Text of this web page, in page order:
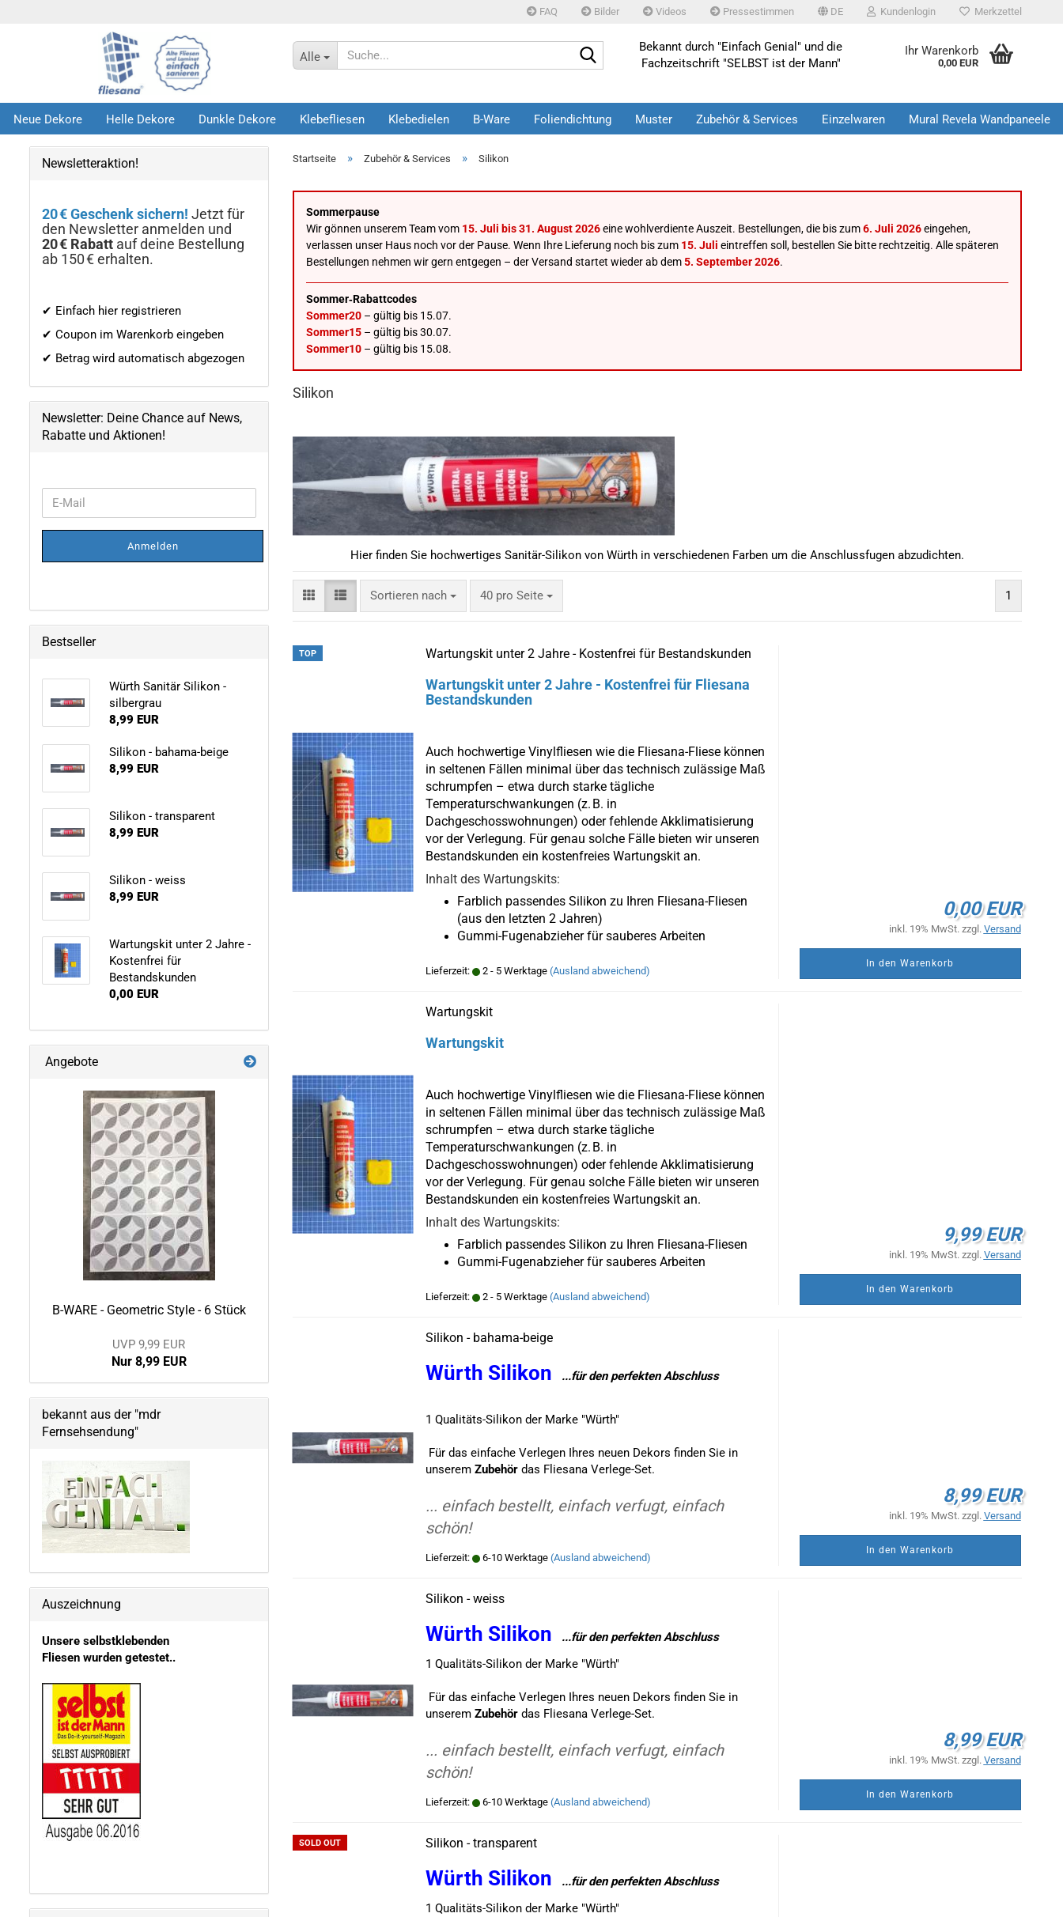
FAQ Bilder Videos Pressestimmen DE Kundenlogin Merkzettel
Alle
Suche...Bekannt durch "Einfach Genial" und die
Fachzeitschrift "SELBST ist der Mann"
Ihr Warenkorb
0,00 EUR
Neue Dekore Helle Dekore Dunkle Dekore Klebefliesen Klebedielen B-Ware Foliendichtung Muster Zubehör & Services Einzelwaren Mural Revela Wandpaneele
Infos
Startseite » Zubehör & Services » Silikon
Sommerpause
Wir gönnen unserem Team vom 15. Juli bis 31. August 2026eine wohlverdiente Auszeit. Bestellungen, die bis zum6. Juli 2026eingehen,
verlassen unser Haus noch vor der Pause. Wenn Ihre Lieferung noch bis zum 15. Juli eintreffen soll, bestellen Sie bitte rechtzeitig. Alle späteren
Bestellungen nehmen wir gern entgegen – der Versand startet wieder ab dem5. September 2026.
Sommer‑Rabattcodes
Sommer20– gültig bis 15.07.
Sommer15– gültig bis 30.07.
Sommer10– gültig bis 15.08.
Silikon
Hier finden Sie hochwertiges Sanitär-Silikon von Würth in verschiedenen Farben um die Anschlussfugen abzudichten.
Sortieren nach
Sortieren nach 40 pro Seite
pro Seite 1
TOP Wartungskit unter 2 Jahre - Kostenfrei für Bestandskunden
Wartungskit unter 2 Jahre - Kostenfrei für Fliesana
Bestandskunden
Auch hochwertige Vinylfliesen wie die Fliesana-Fliese können
in seltenen Fällen minimal über das technisch zulässige Maß
schrumpfen – etwa durch starke tägliche
Temperaturschwankungen (z. B. in
Dachgeschosswohnungen) oder fehlende Akklimatisierung
vor der Verlegung. Für genau solche Fälle bieten wir unseren
Bestandskunden ein kostenfreies Wartungskit an.
Inhalt des Wartungskits:
Farblich passendes Silikon zu Ihren Fliesana-Fliesen
(aus den letzten 2 Jahren)
Gummi-Fugenabzieher für sauberes Arbeiten
Lieferzeit: 2 - 5 Werktage (Ausland abweichend)
0,00 EUR
inkl. 19% MwSt. zzgl. Versand
In den Warenkorb
Wartungskit
Wartungskit
Auch hochwertige Vinylfliesen wie die Fliesana-Fliese können
in seltenen Fällen minimal über das technisch zulässige Maß
schrumpfen – etwa durch starke tägliche
Temperaturschwankungen (z. B. in
Dachgeschosswohnungen) oder fehlende Akklimatisierung
vor der Verlegung. Für genau solche Fälle bieten wir unseren
Bestandskunden ein kostenfreies Wartungskit an.
Inhalt des Wartungskits:
Farblich passendes Silikon zu Ihren Fliesana-Fliesen
Gummi-Fugenabzieher für sauberes Arbeiten
Lieferzeit: 2 - 5 Werktage (Ausland abweichend)
9,99 EUR
inkl. 19% MwSt. zzgl. Versand
In den Warenkorb
Silikon - bahama-beige
Würth Silikon ...für den perfekten Abschluss
1 Qualitäts-Silikon der Marke "Würth"
Für das einfache Verlegen Ihres neuen Dekors finden Sie in
unserem Zubehördas Fliesana Verlege-Set.
... einfach bestellt, einfach verfugt, einfach
schön!
Lieferzeit: 6-10 Werktage (Ausland abweichend)
8,99 EUR
inkl. 19% MwSt. zzgl. Versand
In den Warenkorb
Silikon - weiss
Würth Silikon ...für den perfekten Abschluss
1 Qualitäts-Silikon der Marke "Würth"
Für das einfache Verlegen Ihres neuen Dekors finden Sie in
unserem Zubehördas Fliesana Verlege-Set.
... einfach bestellt, einfach verfugt, einfach
schön!
Lieferzeit: 6-10 Werktage (Ausland abweichend)
8,99 EUR
inkl. 19% MwSt. zzgl. Versand
In den Warenkorb
SOLD OUT Silikon - transparent
Würth Silikon ...für den perfekten Abschluss
1 Qualitäts-Silikon der Marke "Würth"
Newsletteraktion!
20 € Geschenk sichern! Jetzt für
den Newsletter anmelden und
20 € Rabatt auf deine Bestellung
ab 150 € erhalten.
✔ Einfach hier registrieren
✔ Coupon im Warenkorb eingeben
✔ Betrag wird automatisch abgezogen
Newsletter: Deine Chance auf News,
Rabatte und Aktionen!
WEITER
ZUR
NEWSLETTER-
E-
Mail
Anmelden
Bestseller
Würth Sanitär Silikon -
silbergrau
8,99 EUR
Silikon - bahama-beige
8,99 EUR
Silikon - transparent
8,99 EUR
Silikon - weiss
8,99 EUR
Wartungskit unter 2 Jahre -
Kostenfrei für
Bestandskunden
0,00 EUR
Angebote
B-WARE - Geometric Style - 6 Stück
UVP 9,99 EUR
Nur 8,99 EUR
bekannt aus der "mdr
Fernsehsendung"
Auszeichnung
Unsere selbstklebenden
Fliesen wurden getestet..